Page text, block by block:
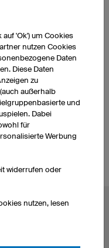
SORTIMENT
Herren
Herren
Socken
'Ok') um Cookies
nutzen Cookies
Daten
Diese Daten
zu
außerhalb
und
Dabei
für
Werbung
widerrufen oder
nutzen, lesen